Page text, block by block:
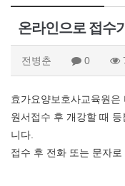
온라인으로 접수
전병춘 0
효가요양보호사교육원은
원서접수 후 개강할 때
니다.
접수 후 전화 또는 문자로